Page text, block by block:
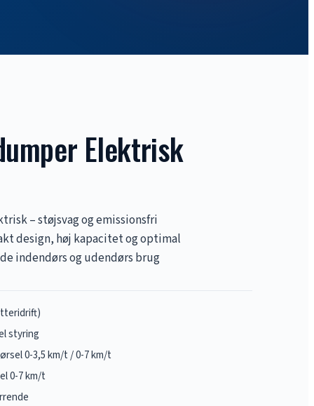
Elektrisk
– støjsvag og emissionsfri
design, høj kapacitet og optimal
indendørs og udendørs brug
styring
0-3,5 km/t / 0-7 km/t
0-7 km/t